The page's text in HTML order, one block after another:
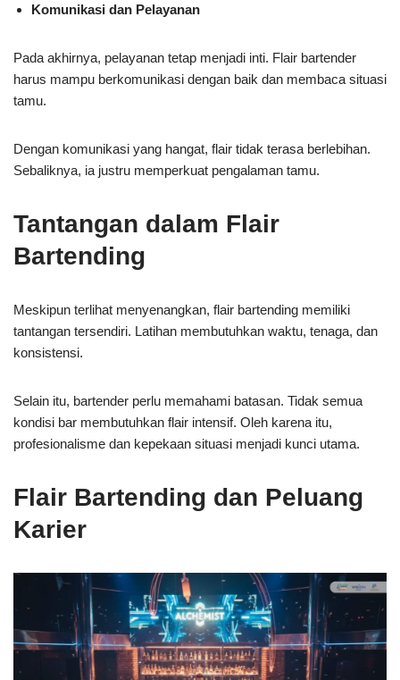
Komunikasi dan Pelayanan
Pada akhirnya, pelayanan tetap menjadi inti. Flair bartender
harus mampu berkomunikasi dengan baik dan membaca situasi
tamu.
Dengan komunikasi yang hangat, flair tidak terasa berlebihan.
Sebaliknya, ia justru memperkuat pengalaman tamu.
Tantangan dalam Flair
Bartending
Meskipun terlihat menyenangkan, flair bartending memiliki
tantangan tersendiri. Latihan membutuhkan waktu, tenaga, dan
konsistensi.
Selain itu, bartender perlu memahami batasan. Tidak semua
kondisi bar membutuhkan flair intensif. Oleh karena itu,
profesionalisme dan kepekaan situasi menjadi kunci utama.
Flair Bartending dan Peluang
Karier